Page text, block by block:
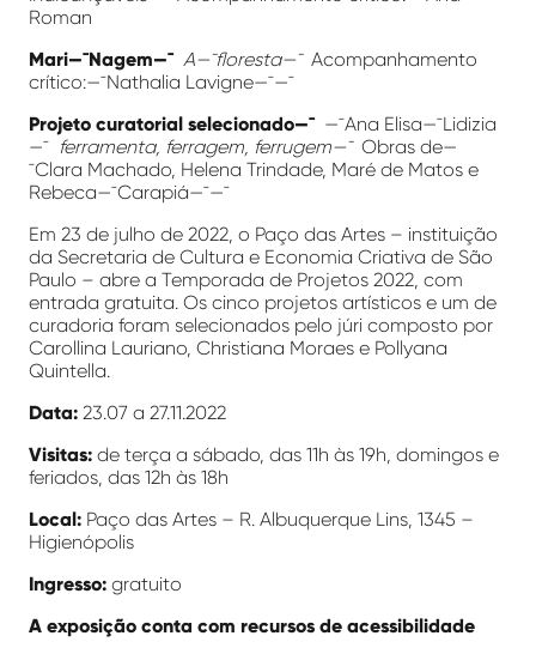
Roman
Mari—¯Nagem—¯ A—¯floresta—¯ Acompanhamento
crítico:—¯Nathalia Lavigne—¯—¯
Projeto curatorial selecionado—¯—¯Ana Elisa—¯Lidizia
—¯ ferramenta, ferragem, ferrugem—¯ Obras de—
¯Clara Machado, Helena Trindade, Maré de Matos e
Rebeca—¯Carapiá—¯—¯
Em 23 de julho de 2022, o Paço das Artes – instituição
da Secretaria de Cultura e Economia Criativa de São
Paulo – abre a Temporada de Projetos 2022, com
entrada gratuita. Os cinco projetos artísticos e um de
curadoria foram selecionados pelo júri composto por
Carollina Lauriano, Christiana Moraes e Pollyana
Quintella.
Data: 23.07 a 27.11.2022
Visitas: de terça a sábado, das 11h às 19h, domingos e
feriados, das 12h às 18h
Local: Paço das Artes – R. Albuquerque Lins, 1345 –
Higienópolis
Ingresso: gratuito
A exposição conta com recursos de acessibilidade